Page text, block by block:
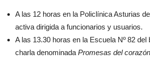
A las 12 horas en la Policlínica Asturias
activa dirigida a funcionarios y usuarios.
A las 13.30 horas en la Escuela Nº 82 del
charla denominada Promesas del corazón